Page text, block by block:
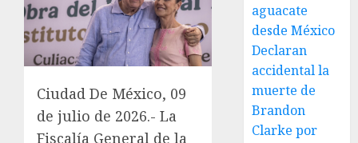
Ciudad De México, 09
de julio de 2026.- La
Fiscalía General de la
aguacate
desde México
Declaran
accidental la
muerte de
Brandon
Clarke por